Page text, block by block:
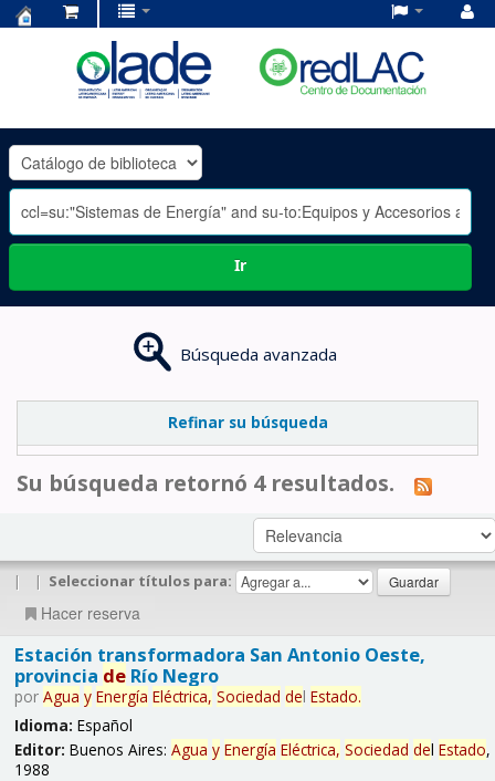
OLADE
-
Ir
Búsqueda avanzada
Refinar su búsqueda
Su búsqueda retornó 4 resultados.
| | Seleccionar títulos para:
Hacer reserva
Estación transformadora San Antonio Oeste,
provincia deRío Negro
por Agua y Energía Eléctrica, Sociedad del Estado.
Idioma: Español
Editor: Buenos Aires: Agua y Energía Eléctrica, Sociedad del Estado,
1988